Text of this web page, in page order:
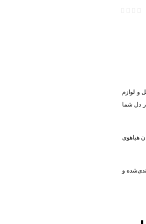
و لوازم
دل شما
هیاهوی
و